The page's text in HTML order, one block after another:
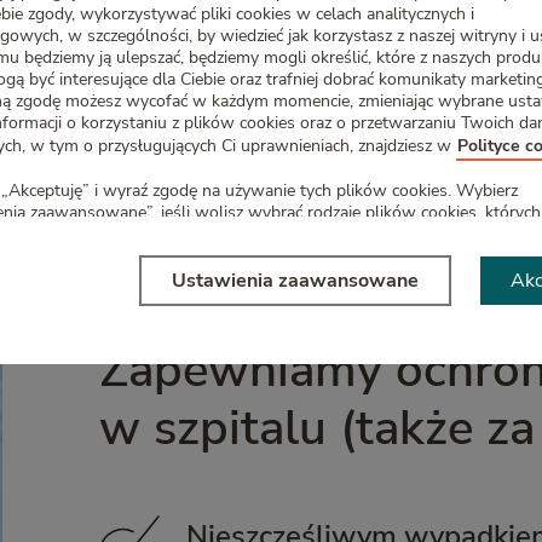
zdrowia może się przez te lata zmienić – a Ty masz
lub operację?
finansowe. Otrzymasz świadczenie za każdy dzień pobytu
pobytu) oraz 3% sumy ubezpieczenia dziennie (od 31. dnia
Zapewniamy
w szpitalu (także
zgody, wykorzystywać pliki cookies w celach analitycznych i
w szczególności, by wiedzieć jak korzystasz z naszej witryny i
będziemy ją ulepszać, będziemy mogli określić, które z naszych
być interesujące dla Ciebie oraz trafniej dobrać komunikaty
zgodę możesz wycofać w każdym momencie, zmieniając wybrane
o korzystaniu z plików cookies oraz o przetwarzaniu Twoich
w tym o przysługujących Ci uprawnieniach, znajdziesz w Polityce
i wyraź zgodę na używanie tych plików cookies. Wybierz
zaawansowane”, jeśli wolisz wybrać rodzaje plików cookies, których
chwili możesz zmienić ustawienia – szczegółowe informacje znajdziesz
Ustawienia zaawansowane